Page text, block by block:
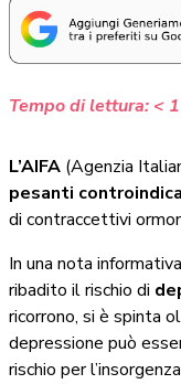
Tempo di lettura: < 1
L’AIFA (Agenzia
pesanti
di contraccettivi
In una nota
ribadito il rischio di
ricorrono, si è spinta
depressione può
rischio per